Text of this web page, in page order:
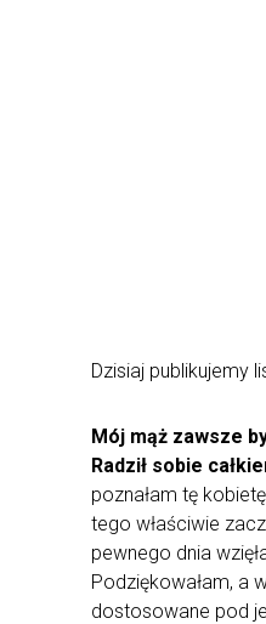
Dzisiaj publikujemy
Mój mąż zawsze
Radził sobie
poznałam tę
tego właściwie
pewnego dnia
Podziękowałam, a
dostosowane pod